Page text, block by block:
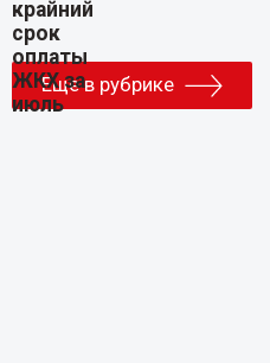
Еще в рубрике